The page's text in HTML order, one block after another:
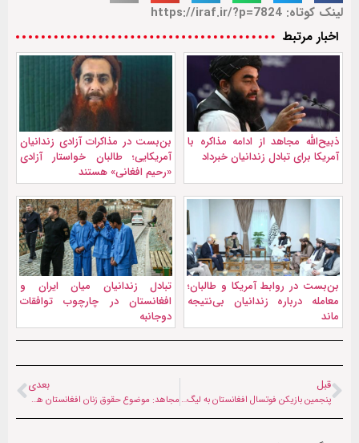
لینک کوتاه: https://iraf.ir/?p=7824
اخبار مرتبط
ذبیح‌الله مجاهد از ادامه مذاکره با
آمریکا برای تبادل زندانیان خبرداد
بن‌بست در مذاکرات آزادی زندانیان
آمریکایی؛ طالبان خواستار آزادی
«رحیم افغانی» هستند
بن‌بست در روابط آمریکا و طالبان؛
معامله درباره زندانیان بی‌نتیجه
ماند
تبادل زندانیان میان ایران و
افغانستان در چارچوب توافقات
دوجانبه
قبل
پنجمین بازیکن فوتسال افغانستان به لیگ عربستان پیوست
بعدی
مجاهد: موضوع حقوق زنان افغانستان هیچ ربطی به آمریکا ندارد